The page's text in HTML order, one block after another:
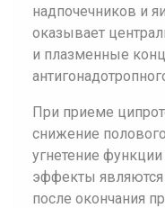
надпочечников и
оказывает
и плазменные
При приеме
снижение
угнетение
эффекты
после окончания